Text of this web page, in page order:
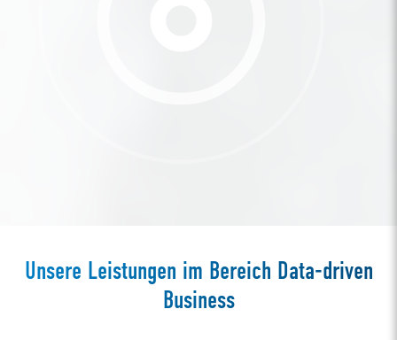
Unsere Leistungen im Bereich Data-driven
Business